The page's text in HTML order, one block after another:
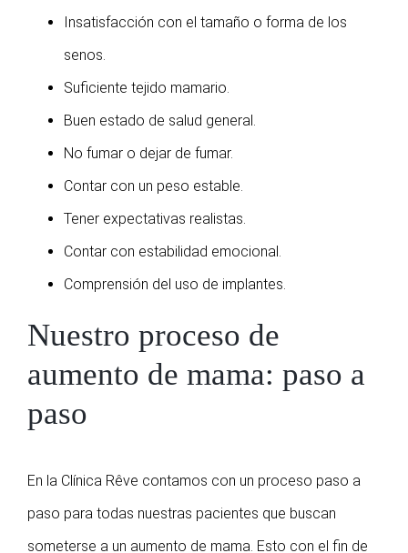
Insatisfacción con el tamaño o forma de los
senos.
Suficiente tejido mamario.
Buen estado de salud general.
No fumar o dejar de fumar.
Contar con un peso estable.
Tener expectativas realistas.
Contar con estabilidad emocional.
Comprensión del uso de implantes.
Nuestro proceso de
aumento de mama: paso a
paso
En la Clínica Rêve contamos con un proceso paso a
paso para todas nuestras pacientes que buscan
someterse a un aumento de mama. Esto con el fin de